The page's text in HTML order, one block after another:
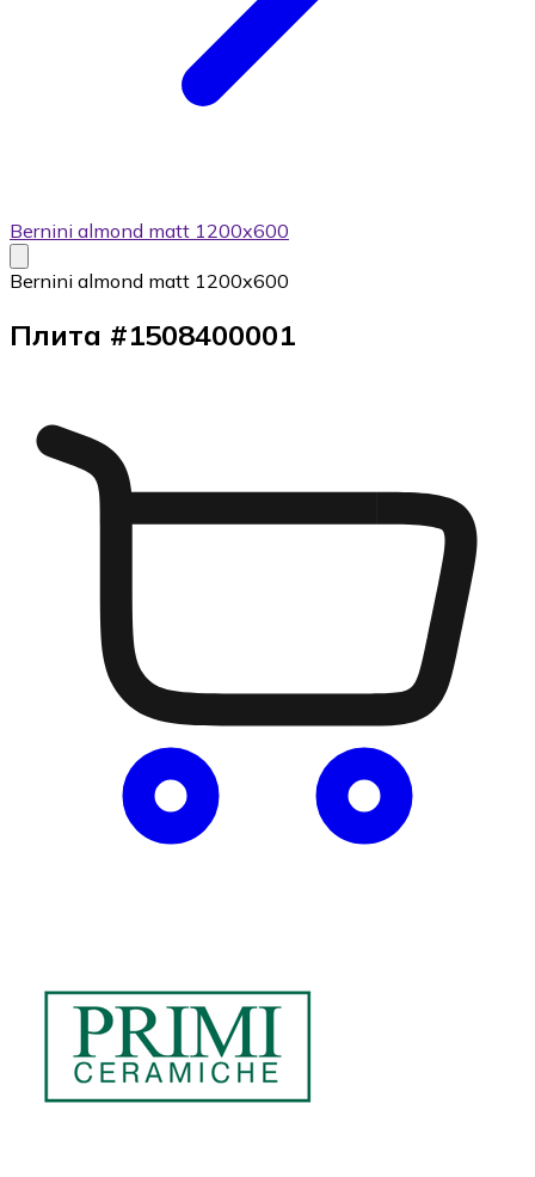
Bernini almond matt 1200x600
Bernini almond matt 1200x600
Плита #1508400001